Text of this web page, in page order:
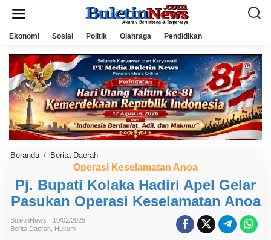
Ekonomi Sosial Politik Olahraga Pendidikan
Beranda / Berita Daerah
j
.
B
u
p
a
Operasi Keselamatan Anoa
Pj. Bupati Kolaka Hadiri Apel Gelar
Pasukan Operasi Keselamatan Anoa
BuletinNews
10/02/2025
Berita Daerah Hukum